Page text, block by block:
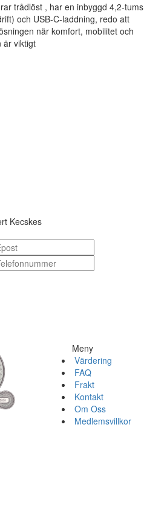
trådlöst , har en inbyggd 4,2-tums
och USB-C-laddning, redo att
när komfort, mobilitet och
är viktigt
Kecskes
Meny
Värdering
FAQ
Frakt
Kontakt
Om Oss
Medlemsvillkor